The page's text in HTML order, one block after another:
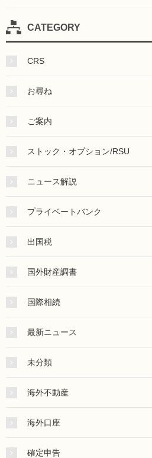
CATEGORY
CRS
お尋ね
ご案内
ストック・オプション/RSU
ニュース解説
プライベートバンク
出国税
国外財産調書
国際相続
最新ニュース
未分類
海外不動産
海外口座
確定申告